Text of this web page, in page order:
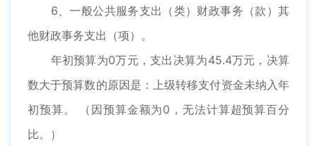
6、一般公共服务支出（类）财政事务（款）其
他财政事务支出（项）。
年初预算为0万元，支出决算为45.4万元，决算
数大于预算数的原因是：上级转移支付资金未纳入年
初预算。 （因预算金额为0，无法计算超预算百分
比。）